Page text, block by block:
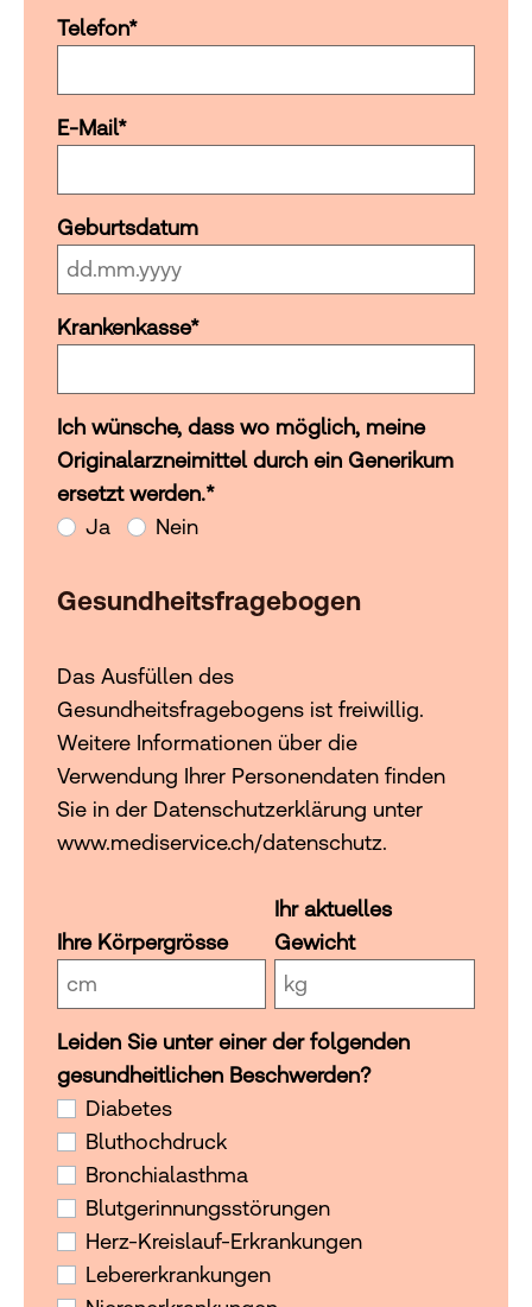
Telefon*
E-Mail*
Geburtsdatum
Krankenkasse*
Ich wünsche, dass wo möglich, meine
Ich wünsche, dass wo möglich, meine
Originalarzneimittel durch ein Generikum
ersetzt werden.*
Ja
Nein
Gesundheitsfragebogen
Das Ausfüllen des
Gesundheitsfragebogens ist freiwillig.
Weitere Informationen über die
Verwendung Ihrer Personendaten finden
Sie in der Datenschutzerklärung unter
www.mediservice.ch/datenschutz.
Ihre Körpergrösse
Ihr aktuelles
Gewicht
Leiden Sie unter einer der folgenden gesundheitlichen
Leiden Sie unter einer der folgenden
gesundheitlichen Beschwerden?
Diabetes
Bluthochdruck
Bronchialasthma
Blutgerinnungsstörungen
Herz-Kreislauf-Erkrankungen
Lebererkrankungen